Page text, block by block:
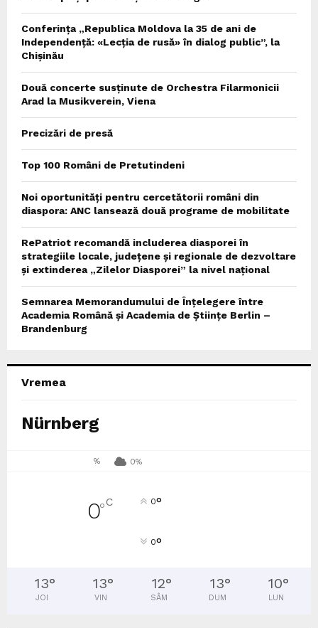
Conferința „Republica Moldova la 35 de ani de
Independență: «Lecția de rusă» în dialog public”, la
Chișinău
Două concerte susținute de Orchestra Filarmonicii
Arad la Musikverein, Viena
Precizări de presă
Top 100 Români de Pretutindeni
Noi oportunități pentru cercetătorii români din
diaspora: ANC lansează două programe de mobilitate
RePatriot recomandă includerea diasporei în
strategiile locale, județene și regionale de dezvoltare
și extinderea „Zilelor Diasporei” la nivel național
Semnarea Memorandumului de Înțelegere între
Academia Română și Academia de Științe Berlin –
Brandenburg
Vremea
Nürnberg
% 0%
0°C 0°
0°
13°
JOI
13°
VIN
12°
SÂM
13°
DUM
10°
LUN